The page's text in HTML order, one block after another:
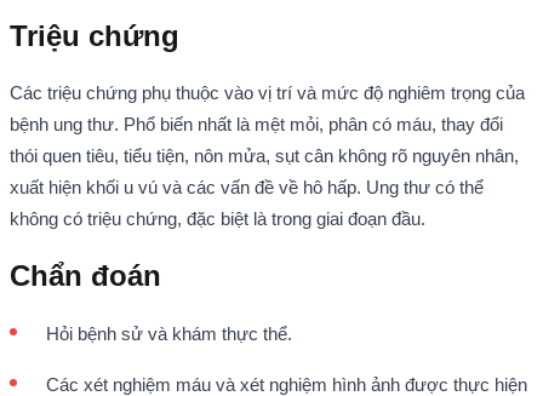
Triệu chứng
Các triệu chứng phụ thuộc vào vị trí và mức độ nghiêm trọng của
bệnh ung thư. Phổ biến nhất là mệt mỏi, phân có máu, thay đổi
thói quen tiêu, tiểu tiện, nôn mửa, sụt cân không rõ nguyên nhân,
xuất hiện khối u vú và các vấn đề về hô hấp. Ung thư có thể
không có triệu chứng, đặc biệt là trong giai đoạn đầu.
Chẩn đoán
Hỏi bệnh sử và khám thực thể.
Các xét nghiệm máu và xét nghiệm hình ảnh được thực hiện